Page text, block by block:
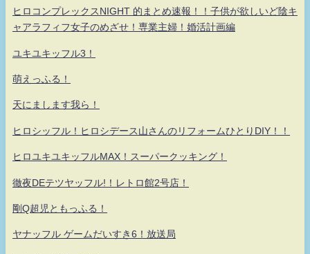
ヒロコンプレックスNIGHT 的まとめ速報！！子供が欲しいど陰キ
ャアラフィフ女子のめざせ！専業主婦！婚活計画編
ユキユキッフル3！
萌えっふる！
天にまします我ら！
ヒロシッフル！ヒロシデース山さんのリフォームひとりDIY！！
ヒロユキユキッフルMAX！スーパークッキング！
徹夜DEテツヤッフル!！レトロ館2号店！
剛Q超児ともっふる！
ヤナッフル ゲームだいすき6！放送局